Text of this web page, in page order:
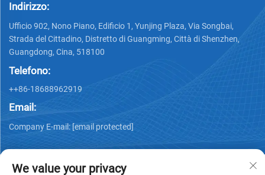
Indirizzo:
Ufficio 902, Nono Piano, Edificio 1, Yunjing Plaza, Via Songbai,
Strada del Cittadino, Distretto di Guangming, Città di Shenzhen,
Guangdong, Cina, 518100
Telefono:
++86-18688962919
Email:
Company E-mail: [email protected]
We value your privacy